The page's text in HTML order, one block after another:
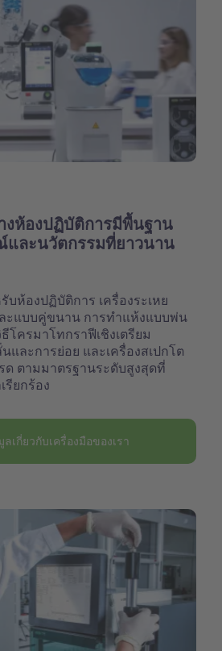
ห้องปฏิบัติการมีพื้นฐาน
และนวัตกรรมที่ยาวนาน
ห้องปฏิบัติการ เครื่องระเหย
ะแบบคู่ขนาน การทำแห้งแบบพ่น
โครมาโทกราฟีเชิงเตรียม
และการย่อย และเครื่องสเปกโต
ด ตามมาตรฐานระดับสูงสุดที่
รียกร้อง
เกี่ยวกับเครื่องมือของเรา